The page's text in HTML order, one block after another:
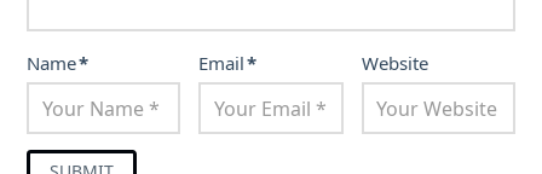
Name* Email* Website